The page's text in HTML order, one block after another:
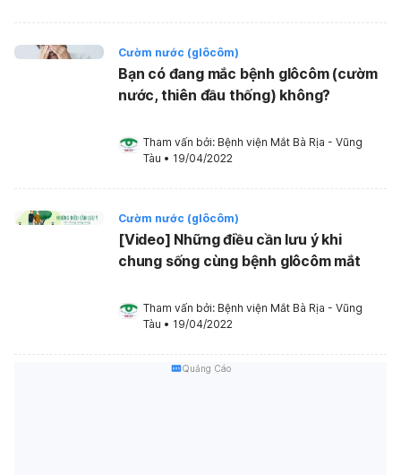
Cườm nước (glôcôm)
Bạn có đang mắc bệnh glôcôm (cườm
nước, thiên đầu thống) không?
Tham vấn bởi: Bệnh viện Mắt Bà Rịa - Vũng
Tàu • 19/04/2022
Cườm nước (glôcôm)
[Video] Những điều cần lưu ý khi
chung sống cùng bệnh glôcôm mắt
Tham vấn bởi: Bệnh viện Mắt Bà Rịa - Vũng
Tàu • 19/04/2022
Quảng Cáo